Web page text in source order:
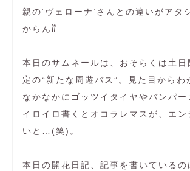
親の‘ヴェローナ’さんとの違いがアタ
からん⁇
本日のサムネールは、おそらくは土日
定の“新たな周遊バス”。見た目からわ
なかなかにゴッツイタイヤやバンパー
イロイロ書くとオコラレマスが、エン
いと…(笑)。
本日の開花日記、記事を書いている